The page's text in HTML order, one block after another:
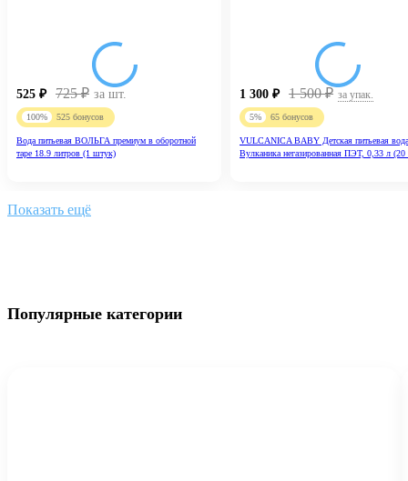
525 ₽ 725₽ за шт.
100% 525 бонусов
Вода питьевая ВОЛЬГА премиум в оборотной
таре 18.9 литров (1 штук)
1 300₽ 1 500₽ за упак.
5% 65 бонусов
VULCANICA BABY Детская питьевая
Вулканика негазированная ПЭТ, 0,33 л
Показать ещё
Популярные категории